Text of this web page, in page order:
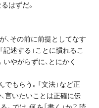
はずだ。
、その前に前提としてなす
記述する」ことに慣れるこ
やがらずに、とにかく
でもらう。「文法」など正
言いたいことは正確に伝